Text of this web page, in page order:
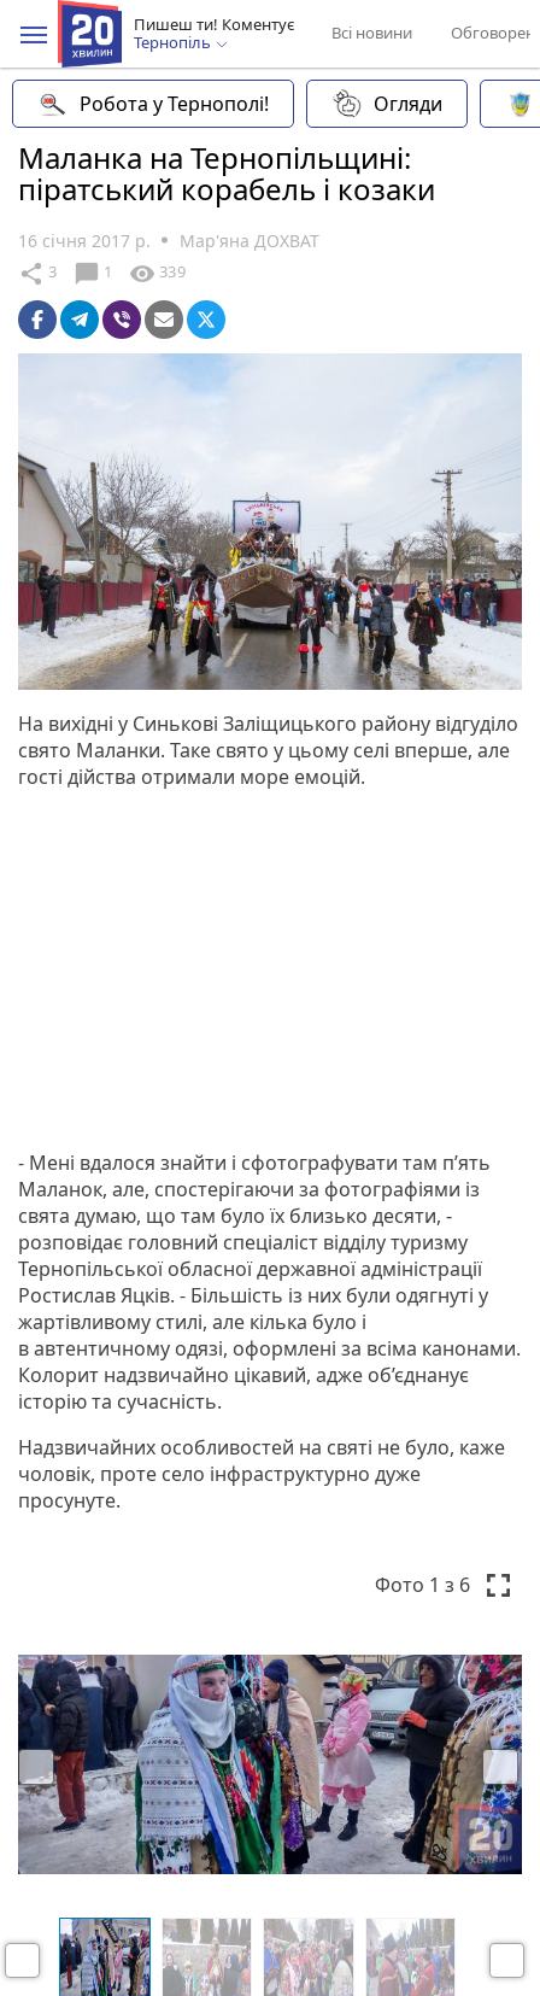
Пишеш ти! Коментує
Тернопіль
Всі новини
Робота у Тернополі! Огляди
Маланка на Тернопільщині:
піратський корабель і козаки
16 січня 2017 р. Мар'яна ДОХВАТ
share 3 chat_bubble 1 visibility 339
На вихідні у Синькові Заліщицького району відгуділо
свято Маланки. Таке свято у цьому селі вперше, але
гості дійства отримали море емоцій.
- Мені вдалося знайти і сфотографувати там пʼять
Маланок, але, спостерігаючи за фотографіями із
свята думаю, що там було їх близько десяти, -
розповідає головний спеціаліст відділу туризму
Тернопільської обласної державної адміністрації
Ростислав Яцків. - Більшість із них були одягнуті у
жартівливому стилі, але кілька було і
в автентичному одязі, оформлені за всіма канонами.
Колорит надзвичайно цікавий, адже об’єднанує
історію та сучасність.
Надзвичайних особливостей на святі не було, каже
чоловік, проте село інфраструктурно дуже
просунуте.
Фото 1 з 6
v
i
o
u
s
e
t
P
r
N
e